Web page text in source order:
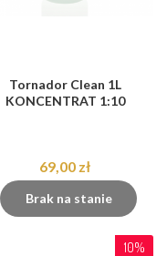
Tornador Clean 1L
KONCENTRAT 1:10
69,00 zł
Brak na stanie
10%